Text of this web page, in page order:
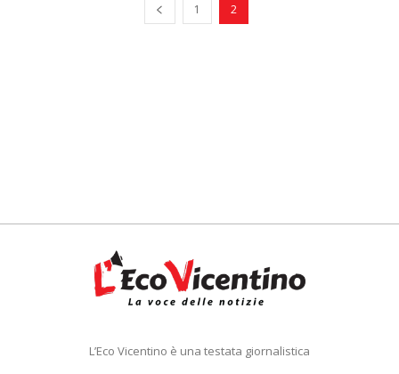
1 2
L’Eco Vicentino è una testata giornalistica